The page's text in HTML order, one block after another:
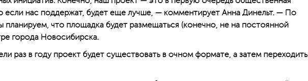
если нас поддержат, будет еще лучше, — комментирует Анна Динельт. — По
планируем, что площадка будет размещаться (конечно, не на постоянной
города Новосибирска.
раз в году проект будет существовать в очном формате, а затем переходить